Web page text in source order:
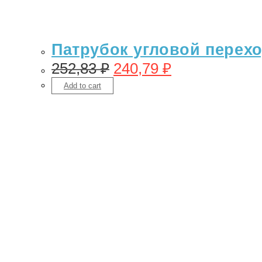
Патрубок угловой
252,83₽ 240,79 ₽
Add to cart